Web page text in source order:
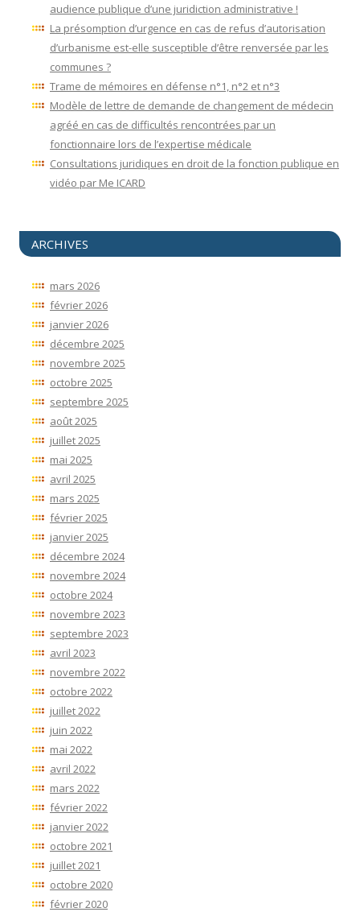
audience publique d’une juridiction administrative !
La présomption d’urgence en cas de refus d’autorisation
d’urbanisme est-elle susceptible d’être renversée par les
communes ?
Trame de mémoires en défense n°1, n°2 et n°3
Modèle de lettre de demande de changement de médecin
agréé en cas de difficultés rencontrées par un
fonctionnaire lors de l’expertise médicale
Consultations juridiques en droit de la fonction publique en
vidéo par Me ICARD
ARCHIVES
mars 2026
février 2026
janvier 2026
décembre 2025
novembre 2025
octobre 2025
septembre 2025
août 2025
juillet 2025
mai 2025
avril 2025
mars 2025
février 2025
janvier 2025
décembre 2024
novembre 2024
octobre 2024
novembre 2023
septembre 2023
avril 2023
novembre 2022
octobre 2022
juillet 2022
juin 2022
mai 2022
avril 2022
mars 2022
février 2022
janvier 2022
octobre 2021
juillet 2021
octobre 2020
février 2020